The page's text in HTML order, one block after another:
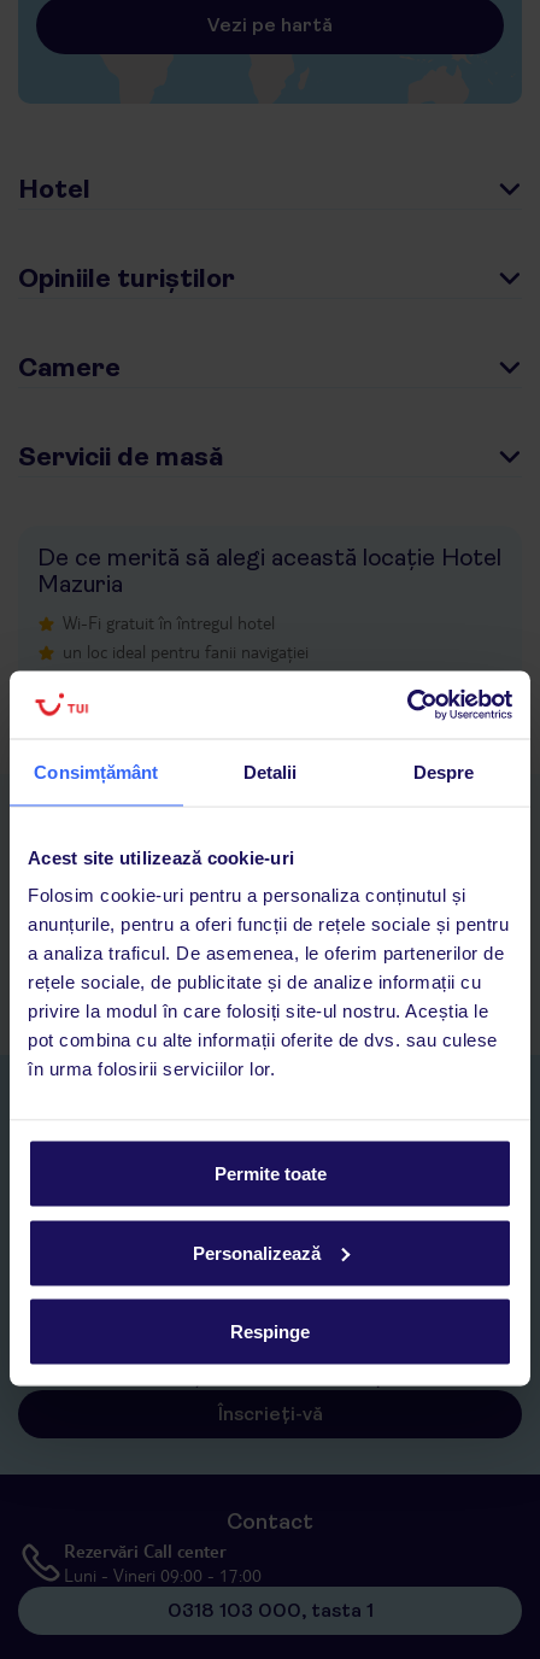
Consimțământ Detalii Despre
Acest site utilizează cookie-uri
Folosim cookie-uri pentru a personaliza conținutul și
anunțurile, pentru a oferi funcții de rețele sociale și pentru
a analiza traficul. De asemenea, le oferim partenerilor de
rețele sociale, de publicitate și de analize informații cu
privire la modul în care folosiți site-ul nostru. Aceștia le
pot combina cu alte informații oferite de dvs. sau culese
în urma folosirii serviciilor lor.
Permite toate
Personalizează
Respinge
Vezi pe hartă
Hotel
Opiniile turiștilor
Camere
Servicii de masă
De ce merită să alegi această locație Hotel
Mazuria
Wi-Fi gratuit în întregul hotel
un loc ideal pentru fanii navigației
Cauți rapid vacanțe și hoteluri din toată lumea
Acces la rezervările curente pentru vacanțe și hoteluri, într-o
singură aplicație
Asistență 24/7 prin chat, pe toată durata vacanței
E-MAIL*
Sunt de acord cu prelucrarea datelor mele personale de către TUI
Romania SRL în scopuri de marketing, în cadrul și în scopul
„Informații privind prelucrarea datelor cu caracter
Înscrieți-vă
Contact
Rezervări Call center
Luni - Vineri 09:00 - 17:00
0318 103 000, tasta 1